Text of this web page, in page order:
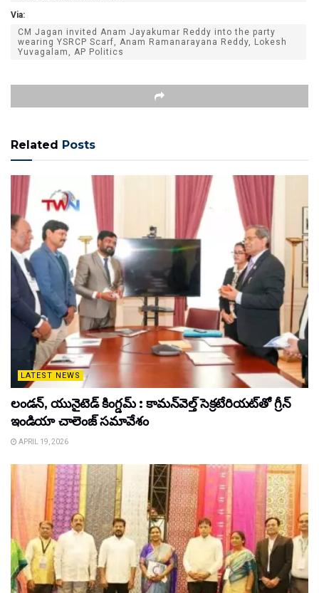
Via:
CM Jagan invited Anam Jayakumar Reddy into the party
wearing YSRCP Scarf, Anam Ramanarayana Reddy, Lokesh
Yuvagalam, AP Politics
Related Posts
LATEST NEWS
లండన్, యునైటెడ్ కింగ్డమ్ : కామన్‌వెల్త్ సెక్రటేరియట్‌తో గ్రీన్
ఇండియా చాలెంజ్ సమావేశం
APRIL 19, 2026